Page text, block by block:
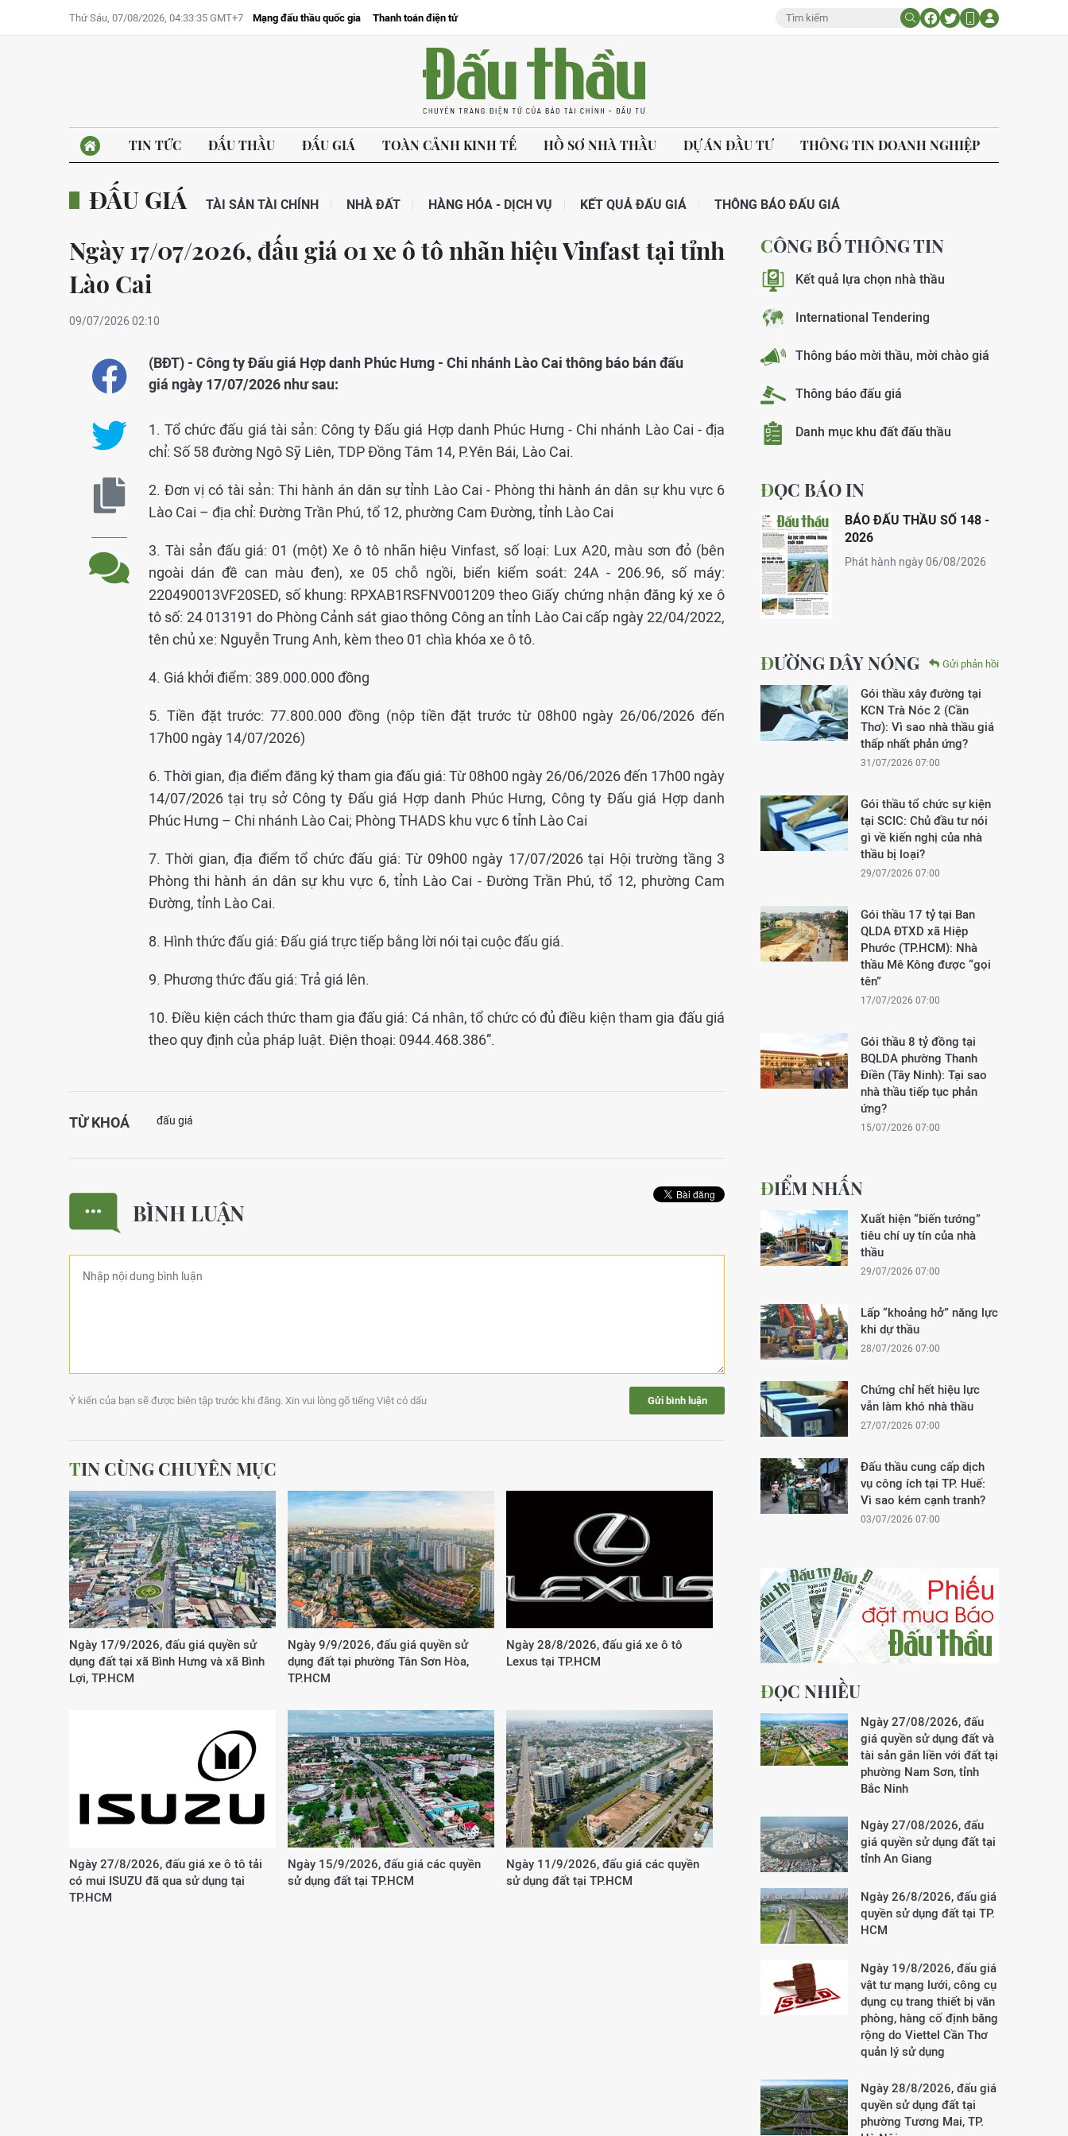
Thứ Sáu, 07/08/2026, 04:33:35 GMT+7 Mạng đấu thầu quốc gia Thanh toán điện tử
TIN TỨC ĐẤU THẦU ĐẤU GIÁ TOÀN CẢNH KINH TẾ HỒ SƠ NHÀ THẦU DỰ ÁN ĐẦU TƯ THÔNG TIN DOANH NGHIỆP
ĐẤU GIÁ TÀI SẢN TÀI CHÍNH NHÀ ĐẤT HÀNG HÓA - DỊCH VỤ KẾT QUẢ ĐẤU GIÁ THÔNG BÁO ĐẤU GIÁ
Ngày 17/07/2026, đấu giá 01 xe ô tô nhãn hiệu Vinfast tại tỉnh
Lào Cai
09/07/2026 02:10
(BĐT) - Công ty Đấu giá Hợp danh Phúc Hưng - Chi nhánh Lào Cai thông báo bán đấu
giá ngày 17/07/2026 như sau:
1. Tổ chức đấu giá tài sản: Công ty Đấu giá Hợp danh Phúc Hưng - Chi nhánh Lào Cai - địa
chỉ: Số 58 đường Ngô Sỹ Liên, TDP Đồng Tâm 14, P.Yên Bái, Lào Cai.
2. Đơn vị có tài sản: Thi hành án dân sự tỉnh Lào Cai - Phòng thi hành án dân sự khu vực 6
Lào Cai – địa chỉ: Đường Trần Phú, tổ 12, phường Cam Đường, tỉnh Lào Cai
3. Tài sản đấu giá: 01 (một) Xe ô tô nhãn hiệu Vinfast, số loại: Lux A20, màu sơn đỏ (bên
ngoài dán đề can màu đen), xe 05 chỗ ngồi, biển kiểm soát: 24A - 206.96, số máy:
220490013VF20SED, số khung: RPXAB1RSFNV001209 theo Giấy chứng nhận đăng ký xe ô
tô số: 24 013191 do Phòng Cảnh sát giao thông Công an tỉnh Lào Cai cấp ngày 22/04/2022,
tên chủ xe: Nguyễn Trung Anh, kèm theo 01 chìa khóa xe ô tô.
4. Giá khởi điểm: 389.000.000 đồng
5. Tiền đặt trước: 77.800.000 đồng (nộp tiền đặt trước từ 08h00 ngày 26/06/2026 đến
17h00 ngày 14/07/2026)
6. Thời gian, địa điểm đăng ký tham gia đấu giá: Từ 08h00 ngày 26/06/2026 đến 17h00 ngày
14/07/2026 tại trụ sở Công ty Đấu giá Hợp danh Phúc Hưng, Công ty Đấu giá Hợp danh
Phúc Hưng – Chi nhánh Lào Cai; Phòng THADS khu vực 6 tỉnh Lào Cai
7. Thời gian, địa điểm tổ chức đấu giá: Từ 09h00 ngày 17/07/2026 tại Hội trường tầng 3
Phòng thi hành án dân sự khu vực 6, tỉnh Lào Cai - Đường Trần Phú, tổ 12, phường Cam
Đường, tỉnh Lào Cai.
8. Hình thức đấu giá: Đấu giá trực tiếp bằng lời nói tại cuộc đấu giá.
9. Phương thức đấu giá: Trả giá lên.
10. Điều kiện cách thức tham gia đấu giá: Cá nhân, tổ chức có đủ điều kiện tham gia đấu giá
theo quy định của pháp luật. Điện thoại: 0944.468.386”.
TỪ KHOÁ đấu giá
BÌNH LUẬN
Ý kiến của bạn sẽ được biên tập trước khi đăng. Xin vui lòng gõ tiếng Việt có dấu Gửi bình luận
TIN CÙNG CHUYÊN MỤC
Ngày 17/9/2026, đấu giá quyền sử
dụng đất tại xã Bình Hưng và xã Bình
Lợi, TP.HCM
Ngày 9/9/2026, đấu giá quyền sử
dụng đất tại phường Tân Sơn Hòa,
TP.HCM
Ngày 28/8/2026, đấu giá xe ô tô
Lexus tại TP.HCM
Ngày 27/8/2026, đấu giá xe ô tô tải
có mui ISUZU đã qua sử dụng tại
TP.HCM
Ngày 15/9/2026, đấu giá các quyền
sử dụng đất tại TP.HCM
Ngày 11/9/2026, đấu giá các quyền
sử dụng đất tại TP.HCM
CÔNG BỐ THÔNG TIN
Kết quả lựa chọn nhà thầu
International Tendering
Thông báo mời thầu, mời chào giá
Thông báo đấu giá
Danh mục khu đất đấu thầu
ĐỌC BÁO IN
BÁO ĐẤU THẦU SỐ 148 -
2026
Phát hành ngày 06/08/2026
ĐƯỜNG DÂY NÓNG Gửi phản hồi
Gói thầu xây đường tại
KCN Trà Nóc 2 (Cần
Thơ): Vì sao nhà thầu giá
thấp nhất phản ứng?
31/07/2026 07:00
Gói thầu tổ chức sự kiện
tại SCIC: Chủ đầu tư nói
gì về kiến nghị của nhà
thầu bị loại?
29/07/2026 07:00
Gói thầu 17 tỷ tại Ban
QLDA ĐTXD xã Hiệp
Phước (TP.HCM): Nhà
thầu Mê Kông được “gọi
tên”
17/07/2026 07:00
Gói thầu 8 tỷ đồng tại
BQLDA phường Thanh
Điền (Tây Ninh): Tại sao
nhà thầu tiếp tục phản
ứng?
15/07/2026 07:00
ĐIỂM NHẤN
Xuất hiện “biến tướng”
tiêu chí uy tín của nhà
thầu
29/07/2026 07:00
Lấp “khoảng hở” năng lực
khi dự thầu
28/07/2026 07:00
Chứng chỉ hết hiệu lực
vẫn làm khó nhà thầu
27/07/2026 07:00
Đấu thầu cung cấp dịch
vụ công ích tại TP. Huế:
Vì sao kém cạnh tranh?
03/07/2026 07:00
ĐỌC NHIỀU
Ngày 27/08/2026, đấu
giá quyền sử dụng đất và
tài sản gắn liền với đất tại
phường Nam Sơn, tỉnh
Bắc Ninh
Ngày 27/08/2026, đấu
giá quyền sử dụng đất tại
tỉnh An Giang
Ngày 26/8/2026, đấu giá
quyền sử dụng đất tại TP.
HCM
Ngày 19/8/2026, đấu giá
vật tư mạng lưới, công cụ
dụng cụ trang thiết bị văn
phòng, hàng cố định băng
rộng do Viettel Cần Thơ
quản lý sử dụng
Ngày 28/8/2026, đấu giá
quyền sử dụng đất tại
phường Tương Mai, TP.